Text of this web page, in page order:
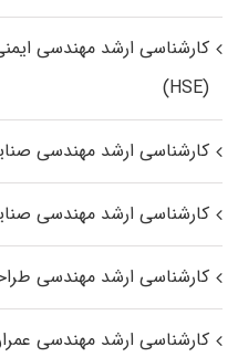
کارشناسی ارشد مهندسی
(HSE)
کارشناسی ارشد مهندسی
کارشناسی ارشد مهندسی
کارشناسی ارشد مهندسی
کارشناسی ارشد مهندسی